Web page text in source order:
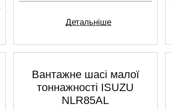
Детальніше
Вантажне шасі малої
тоннажності ISUZU
NLR85AL